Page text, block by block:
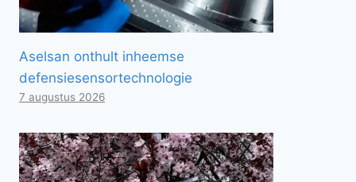
Aselsan onthult inheemse
defensiesensortechnologie
7 augustus 2026